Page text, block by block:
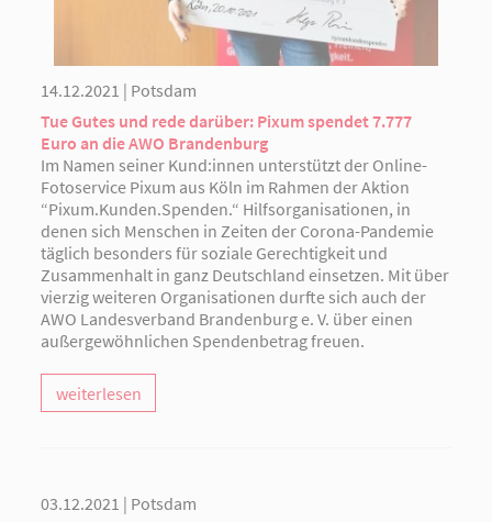
14.12.2021 | Potsdam
Tue Gutes und rede darüber: Pixum spendet 7.777
Euro an die AWO Brandenburg
Im Namen seiner Kund:innen unterstützt der Online-
Fotoservice Pixum aus Köln im Rahmen der Aktion
“Pixum.Kunden.Spenden.“ Hilfsorganisationen, in
denen sich Menschen in Zeiten der Corona-Pandemie
täglich besonders für soziale Gerechtigkeit und
Zusammenhalt in ganz Deutschland einsetzen. Mit über
vierzig weiteren Organisationen durfte sich auch der
AWO Landesverband Brandenburg e. V. über einen
außergewöhnlichen Spendenbetrag freuen.
weiterlesen
03.12.2021 | Potsdam